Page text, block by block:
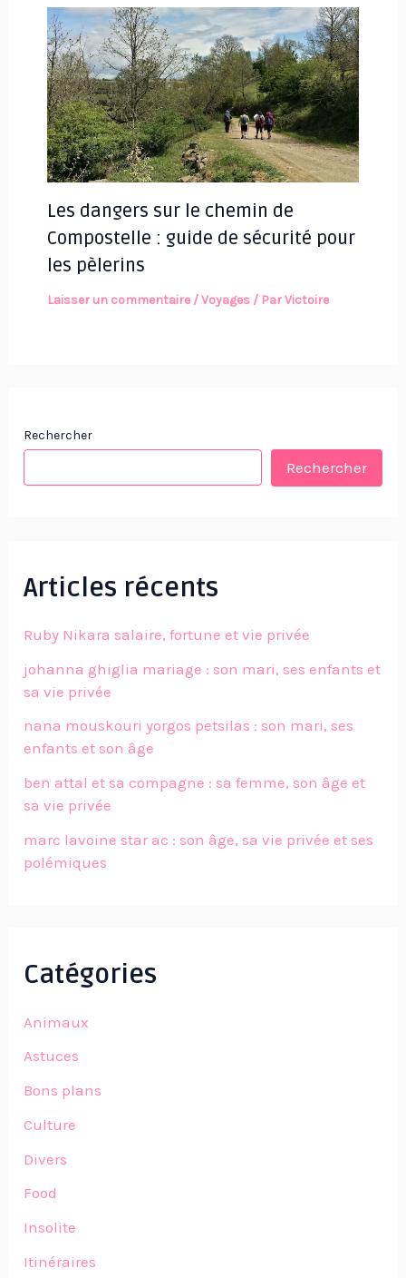
Les dangers sur le chemin de
Compostelle : guide de sécurité pour
les pèlerins
Laisser un commentaire /Voyages/ ParVictoire
Rechercher
Rechercher
Articles récents
Ruby Nikara salaire, fortune et vie privée
johanna ghiglia mariage : son mari, ses enfants et
sa vie privée
nana mouskouri yorgos petsilas : son mari, ses
enfants et son âge
ben attal et sa compagne : sa femme, son âge et
sa vie privée
marc lavoine star ac : son âge, sa vie privée et ses
polémiques
Catégories
Animaux
Astuces
Bons plans
Culture
Divers
Food
Insolite
Itinéraires